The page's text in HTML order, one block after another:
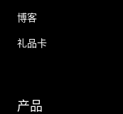
博客
礼品卡
产品